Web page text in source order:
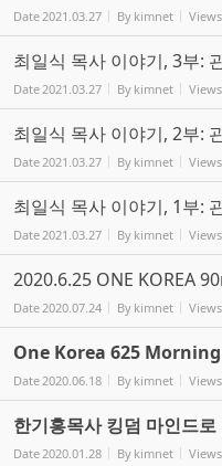
Date2021.03.27 By kimnet Views
최일식 목사 이야기, 3부:
Date2021.03.27 By kimnet Views
최일식 목사 이야기, 2부:
Date2021.03.27 By kimnet Views
최일식 목사 이야기, 1부:
Date2021.03.27 By kimnet Views
2020.6.25 ONE KOREA
Date2020.07.24 By kimnet Views
One Korea 625
Date2020.06.18 By kimnet Views
한기홍목사 킹덤 마인드
Date2020.01.28 By kimnet Views